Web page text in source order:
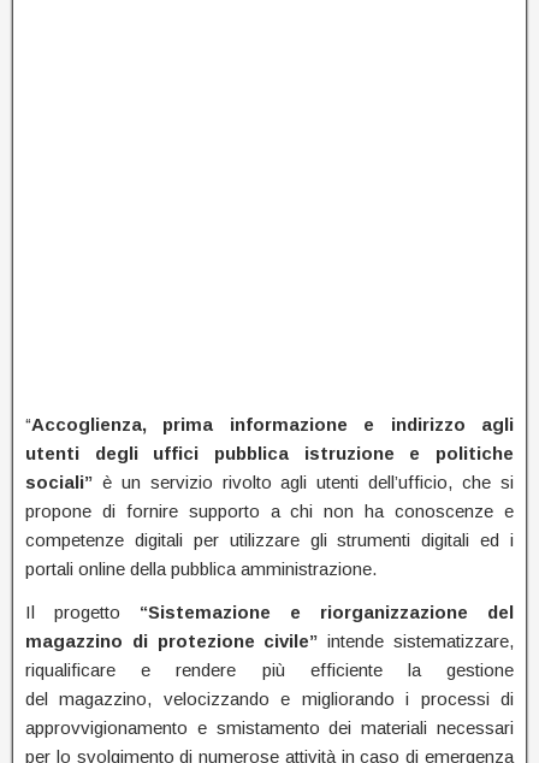
“Accoglienza, prima informazione e indirizzo agli
utenti degli uffici pubblica istruzione e politiche
sociali” è un servizio rivolto agli utenti dell’ufficio, che si
propone di fornire supporto a chi non ha conoscenze e
competenze digitali per utilizzare gli strumenti digitali ed i
portali online della pubblica amministrazione.
Il progetto “Sistemazione e riorganizzazione del
magazzino di protezione civile”intende sistematizzare,
riqualificare e rendere più efficiente la gestione
del magazzino, velocizzando e migliorando i processi di
approvvigionamento e smistamento dei materiali necessari
per lo svolgimento di numerose attività in caso di emergenza